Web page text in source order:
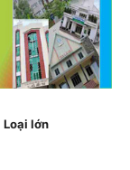
Loại lớn